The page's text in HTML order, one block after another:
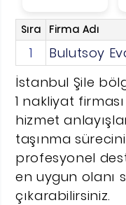
Sıra Firma Adı
1 Bulutsoy
İstanbul Şile
1 nakliyat
hizmet
taşınma
profesyonel
en uygun olanı
çıkarabilirsiniz.